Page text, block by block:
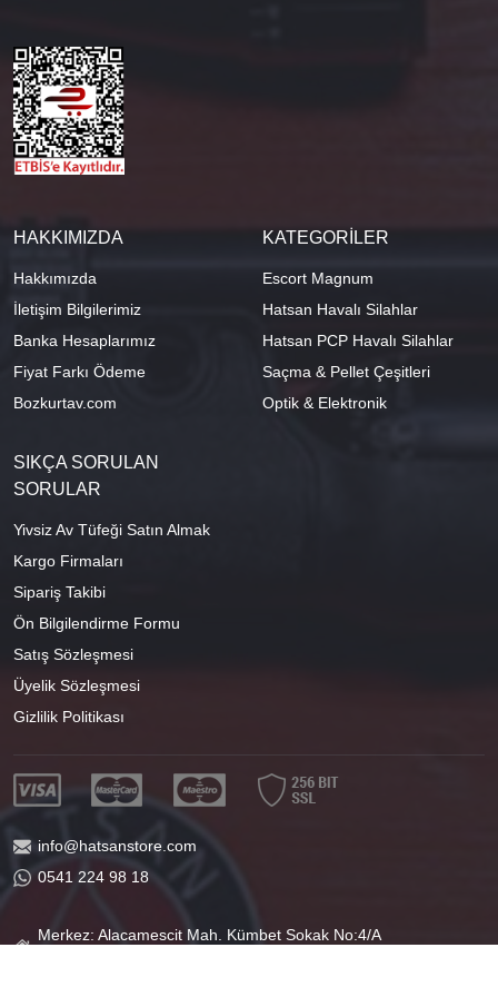
HAKKIMIZDA
Hakkımızda
İletişim Bilgilerimiz
Banka Hesaplarımız
Fiyat Farkı Ödeme
Bozkurtav.com
KATEGORİLER
Escort Magnum
Hatsan Havalı Silahlar
Hatsan PCP Havalı Silahlar
Saçma & Pellet Çeşitleri
Optik & Elektronik
SIKÇA SORULAN
SORULAR
Yivsiz Av Tüfeği Satın Almak
Kargo Firmaları
Sipariş Takibi
Ön Bilgilendirme Formu
Satış Sözleşmesi
Üyelik Sözleşmesi
Gizlilik Politikası
info@hatsanstore.com
0541 224 98 18
Merkez: Alacamescit Mah. Kümbet Sokak No:4/A